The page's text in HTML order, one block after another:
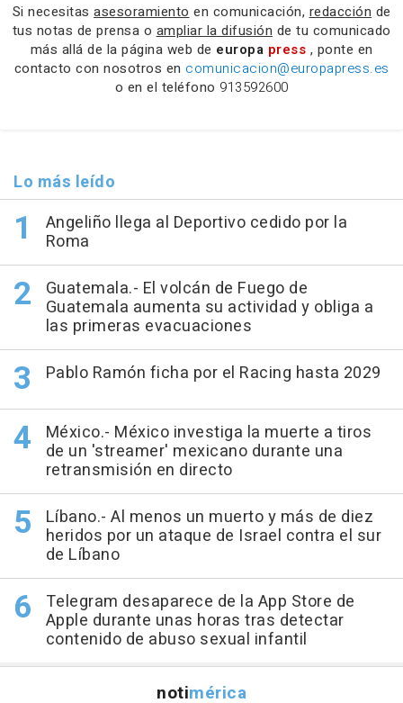
Si necesitas asesoramiento en comunicación, redacción de
tus notas de prensa o ampliar la difusión de tu comunicado
más allá de la página web de europa press , ponte en
contacto con nosotros en comunicacion@europapress.es
o en el teléfono 913592600
Lo más leído
Angeliño llega al Deportivo cedido por la
Roma
Guatemala.- El volcán de Fuego de
Guatemala aumenta su actividad y obliga a
las primeras evacuaciones
Pablo Ramón ficha por el Racing hasta 2029
México.- México investiga la muerte a tiros
de un 'streamer' mexicano durante una
retransmisión en directo
Líbano.- Al menos un muerto y más de diez
heridos por un ataque de Israel contra el sur
de Líbano
Telegram desaparece de la App Store de
Apple durante unas horas tras detectar
contenido de abuso sexual infantil
notimérica